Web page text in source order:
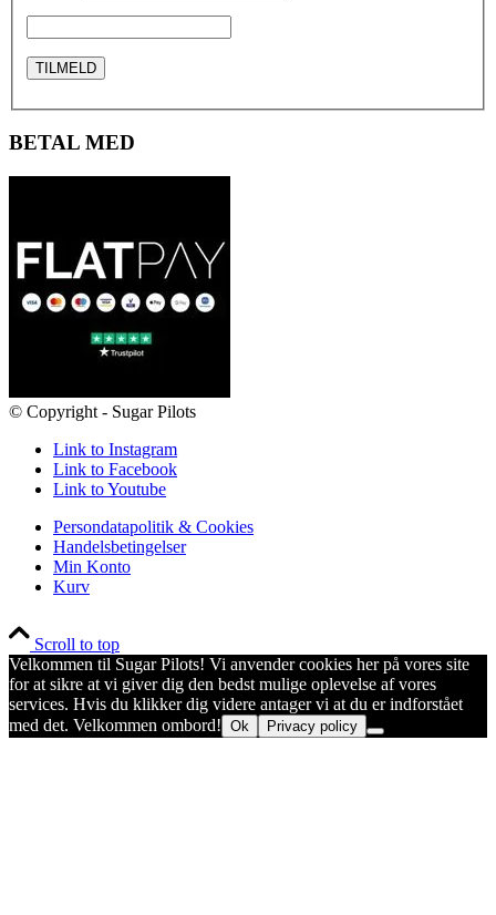
BETAL MED
© Copyright - Sugar Pilots
Link to Instagram
Link to Facebook
Link to Youtube
Persondatapolitik & Cookies
Handelsbetingelser
Min Konto
Kurv
Scroll to top
Velkommen til Sugar Pilots! Vi anvender cookies her på vores site
for at sikre at vi giver dig den bedst mulige oplevelse af vores
services. Hvis du klikker dig videre antager vi at du er indforstået
med det. Velkommen ombord! Ok Privacy policy